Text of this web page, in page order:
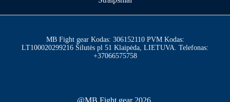
MB Fight gear Kodas: 306152110 PVM Kodas:
LT100020299216 Šilutės pl 51 Klaipėda, LIETUVA. Telefonas:
+37066575758
@MB Fight gear 2026